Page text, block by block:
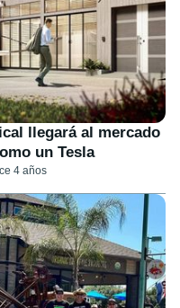
llegará al mercado
un Tesla
4 años